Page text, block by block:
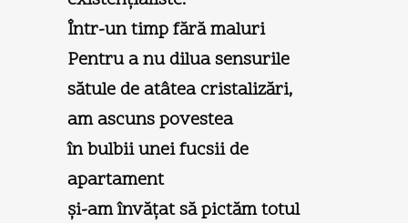
Într-un timp fără maluri
Pentru a nu dilua sensurile
sătule de atâtea cristalizări,
am ascuns povestea
în bulbii unei fucsii de
apartament
şi-am învăţat să pictăm totul